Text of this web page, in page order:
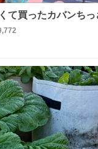
て買ったカバンち
。女のカバンってな